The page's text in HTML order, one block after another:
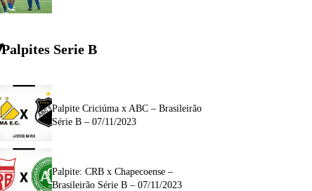
Palpites Serie B
Palpite Criciúma x ABC – Brasileirão
Série B – 07/11/2023
Palpite: CRB x Chapecoense –
Brasileirão Série B – 07/11/2023